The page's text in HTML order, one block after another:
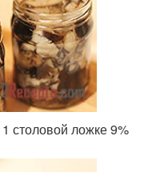
столовой ложке 9%